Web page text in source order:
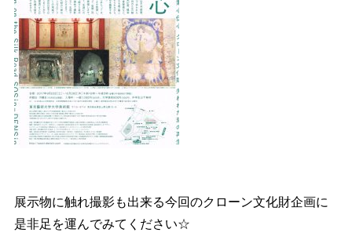
今月１０月２６日が最終日
展示物に触れ撮影も出来る今回のクローン文化財企画に
是非足を運んでみてください☆